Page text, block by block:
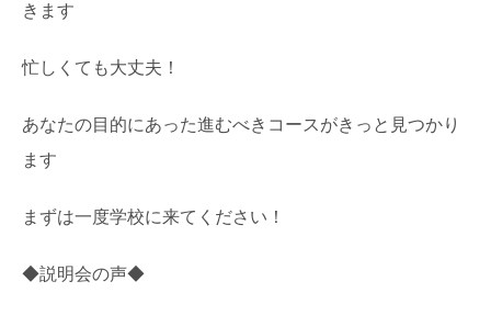
きます
忙しくても大丈夫！
あなたの目的にあった進むべきコースがきっと見つかり
ます
まずは一度学校に来てください！
◆説明会の声◆